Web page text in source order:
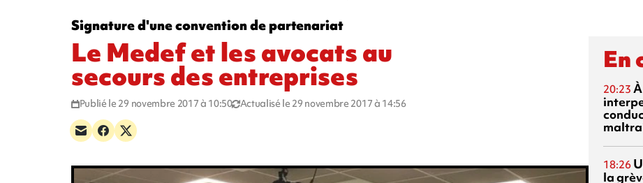
Signature d'une convention de partenariat
Le Medef et les avocats au
secours des entreprises
Publié le 29 novembre 2017 à 10:50 Actualisé le 29 novembre 2017 à 14:56
En
20:23
18:26
la